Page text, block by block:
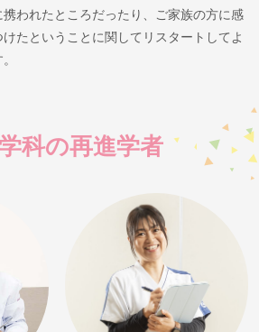
われたところだったり、ご家族の方に感
たということに関してリスタートしてよ
科の再進学者